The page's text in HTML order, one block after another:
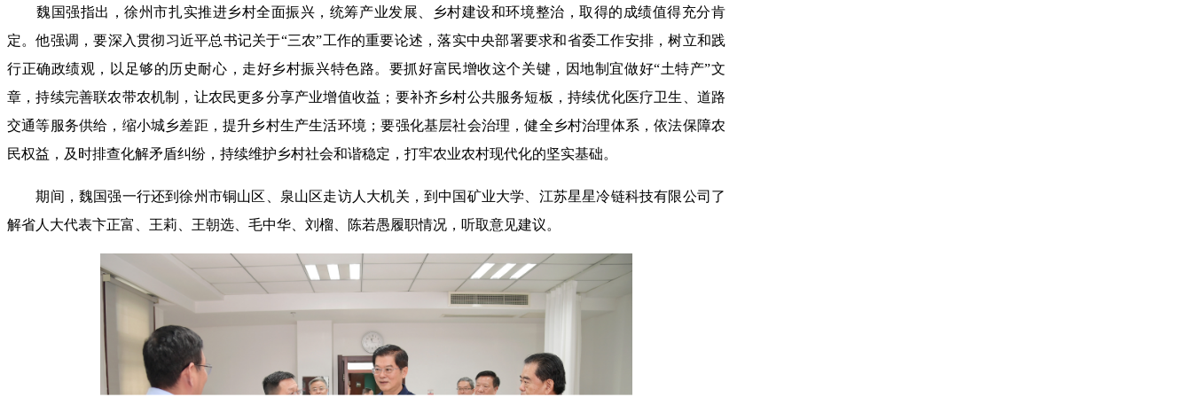
魏国强指出，徐州市扎实推进乡村全面振兴，统筹产业发展、乡村建设和环境整治，取得的成绩值得充分肯
定。他强调，要深入贯彻习近平总书记关于“三农”工作的重要论述，落实中央部署要求和省委工作安排，树立和践
行正确政绩观，以足够的历史耐心，走好乡村振兴特色路。要抓好富民增收这个关键，因地制宜做好“土特产”文
章，持续完善联农带农机制，让农民更多分享产业增值收益；要补齐乡村公共服务短板，持续优化医疗卫生、道路
交通等服务供给，缩小城乡差距，提升乡村生产生活环境；要强化基层社会治理，健全乡村治理体系，依法保障农
民权益，及时排查化解矛盾纠纷，持续维护乡村社会和谐稳定，打牢农业农村现代化的坚实基础。
期间，魏国强一行还到徐州市铜山区、泉山区走访人大机关，到中国矿业大学、江苏星星冷链科技有限公司了
解省人大代表卞正富、王莉、王朝选、毛中华、刘榴、陈若愚履职情况，听取意见建议。